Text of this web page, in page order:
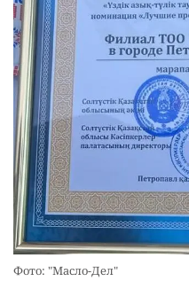
Фото: "Масло-Дел"